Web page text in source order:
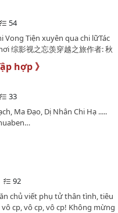
54
Vong Tiện xuyên qua chi lữTác
综影视之忘羡穿越之旅作者: 秋
hợp 》
33
Ma Đạo, Dị Nhân Chi Hạ .....
92
chủ viết phụ tử thân tình, tiêu
cp, vô cp, vô cp! Không mừng